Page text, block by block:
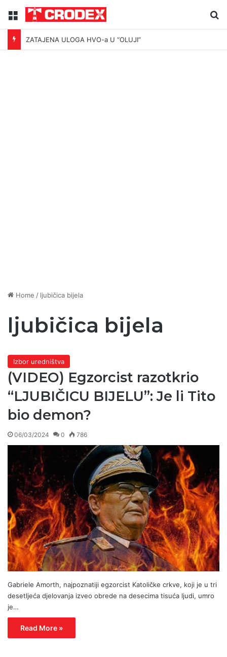
Menu
ZATAJENA ULOGA HVO-a U “OLUJI”
Home / ljubičica bijela
ljubičica bijela
Izbor uredništva
(VIDEO) Egzorcist razotkrio
“LJUBIČICU BIJELU”: Je li Tito
bio demon?
06/03/2024 0 786
Gabriele Amorth, najpoznatiji egzorcist Katoličke crkve, koji je u tri
desetljeća djelovanja izveo obrede na desecima tisuća ljudi, umro
je…
Read More »